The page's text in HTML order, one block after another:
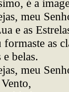
é a
meu
e as
formaste as
e belas.
meu